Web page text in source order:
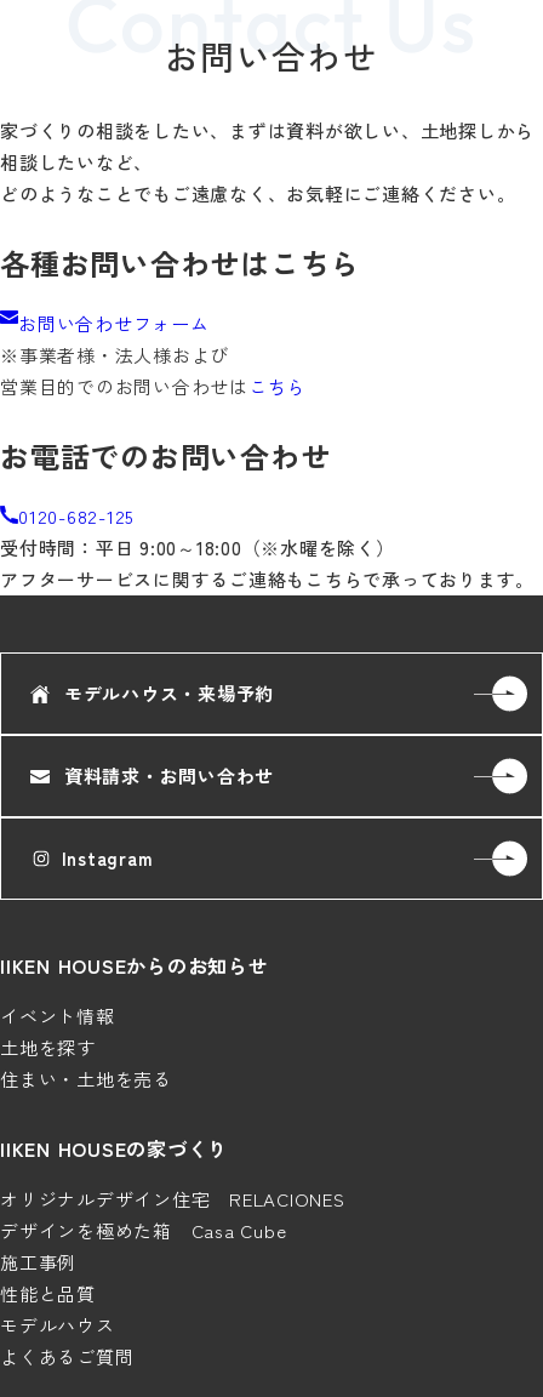
お問い合わせ
家づくりの相談をしたい、まずは資料が欲しい、土地探しから
相談したいなど、
どのようなことでもご遠慮なく、お気軽にご連絡ください。
各種お問い合わせはこちら
お問い合わせフォーム
※事業者様・法人様および
営業目的でのお問い合わせは こちら
お電話でのお問い合わせ
0120-682-125
受付時間：平日 9:00～18:00（※水曜を除く）
アフターサービスに関するご連絡もこちらで承っております。
モデルハウス・来場予約
資料請求・お問い合わせ
Instagram
IIKEN HOUSEからのお知らせ
イベント情報
土地を探す
住まい・土地を売る
IIKEN HOUSEの家づくり
オリジナルデザイン住宅 RELACIONES
デザインを極めた箱 Casa Cube
施工事例
性能と品質
モデルハウス
よくあるご質問